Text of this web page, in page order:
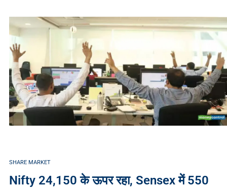
SHARE MARKET
Nifty 24,150 के ऊपर रहा, Sensex में 550